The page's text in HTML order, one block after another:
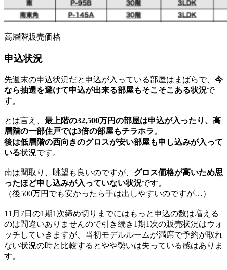
高層階販売価格
申込状況
先週末の申込状況だと申込が入っている部屋はまばらで、 今
なら抽選を避けて申込が出来る部屋もそこそこある状況で
す。
とは言え、 最上階の32,500万円の部屋は申込が入ったり、高
層階の一部住戸では3倍の部屋もチラホラ 。
後は低層階の西向きのグロスが安い部屋も申し込みが入って
いる状況です。
南は間取り、眺望も良いのですが、 グロス価格が高いため思
ったほど申し込みが入っていない状況です。
（後500万円でも安かったら手は出しやすいのですが…）
11月7日の1期1次締め切りまでにはもっと申込の数は増える
のは間違いありませんので引き続き1期1次の販売状況はウォ
ッチしていきますが、当初モデルルームが満席で予約が取れ
ない状況の時と比較するとやや勢いは失っている感はありま
す。